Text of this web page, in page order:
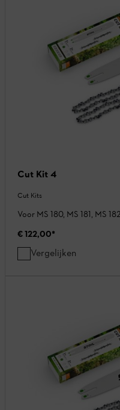
Cut Kit 4
Cut Kits
Voor MS 180, MS 181, MS
€ 122,00*
Vergelijken